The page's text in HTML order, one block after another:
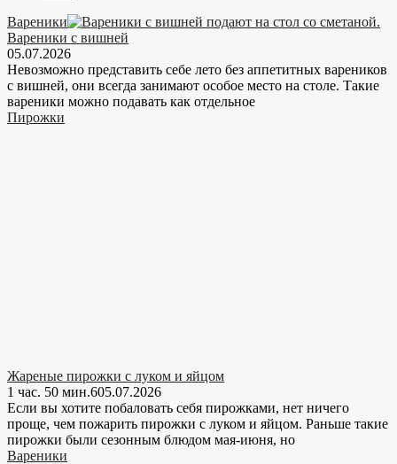
Вареники
Вареники с вишней
05.07.2026
Невозможно представить себе лето без аппетитных вареников
с вишней, они всегда занимают особое место на столе. Такие
вареники можно подавать как отдельное
Пирожки
Жареные пирожки с луком и яйцом
1 час. 50 мин.605.07.2026
Если вы хотите побаловать себя пирожками, нет ничего
проще, чем пожарить пирожки с луком и яйцом. Раньше такие
пирожки были сезонным блюдом мая-июня, но
Вареники